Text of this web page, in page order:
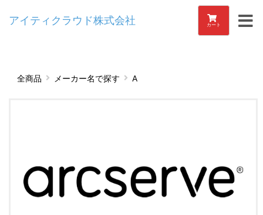
アイティクラウド株式会社 カート
全商品 メーカー名で探す A